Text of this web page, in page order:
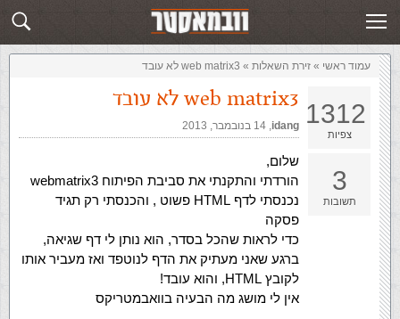
שלח תשובה זירת השאלות
עמוד ראשי » ‏זירת השאלות‏ » web matrix3 לא עובד
1312
צפיות
3
תשובות
web matrix3 לא עובד
idang
,‏ 14 בנובמבר, 2013
שלום,
הורדתי והתקנתי את סביבת הפיתוח webmatrix3
נכנסתי לדף HTML פשוט , והכנסתי רק תגיד
פסקה
כדי לראות שהכל בסדר, הוא נותן לי דף שגיאה,
ברגע שאני מעתיק את הדף לנוטפד ואז מעביר אותו
לקובץ HTML, והוא עובד!
אין לי מושג מה הבעיה בוואבמטריקס